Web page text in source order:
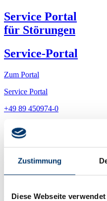
Zustimmung
Diese Webseite
Service Portal
für Störungen
Service-Portal
Zum Portal
Service Portal
+49 89 450974-0
Kontaktformular
Newsletter
Download Portal
Startseite »Software»